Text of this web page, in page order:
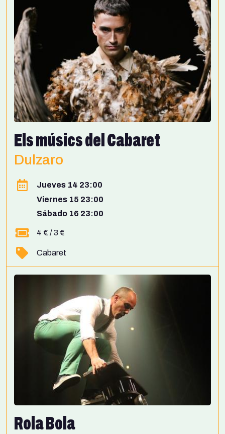
Els músics del Cabaret
Dulzaro
Jueves 14 23:00
Viernes 15 23:00
Sábado 16 23:00
4 € / 3 €
Cabaret
Rola Bola